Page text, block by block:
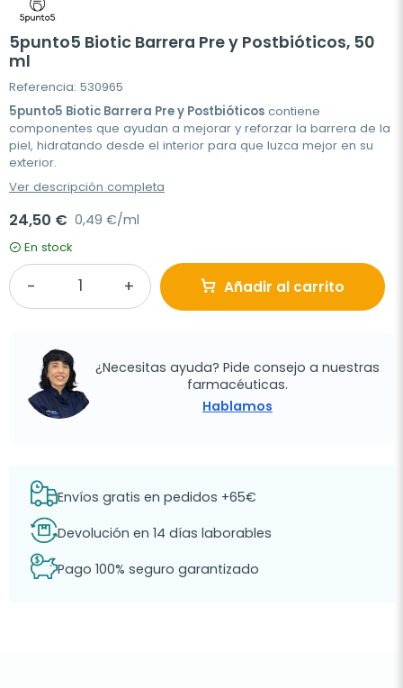
5punto5 Biotic Barrera Pre y Postbióticos, 50
ml
Referencia: 530965
5punto5 Biotic Barrera Pre y Postbióticos contiene
componentes que ayudan a mejorar y reforzar la barrera de la
piel, hidratando desde el interior para que luzca mejor en su
exterior.
Ver descripción completa
24,50 € 0,49 €/ml
En stock
Añadir al carrito
¿Necesitas ayuda? Pide consejo a nuestras
farmacéuticas.
Hablamos
Envíos gratis en pedidos +65€
Devolución en 14 días laborables
Pago 100% seguro garantizado